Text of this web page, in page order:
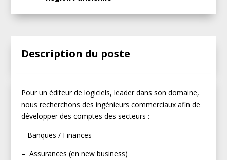
Description du poste
Pour un éditeur de logiciels, leader dans son domaine,
nous recherchons des ingénieurs commerciaux afin de
développer des comptes des secteurs :
– Banques / Finances
– Assurances (en new business)